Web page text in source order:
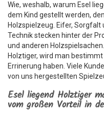
Wie, weshalb, warum Esel
dem Kind gestellt werden,
Holzspielzeug. Eifer,
Technik stecken hinter der
und anderen
Holztiger, wird man
Errinerung haben. Viele
von uns hergestellten
Esel liegend Holztiger
vom großen Vorteil in